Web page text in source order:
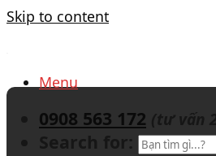
Skip to content
Menu
0908 563 172 (tư vấn
Search for: